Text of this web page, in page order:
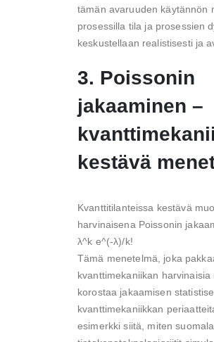
tämän avaruuden käytännön
prosessilla tila ja prosessien
keskustellaan realistisesti ja
3. Poissonin
jakaaminen –
kestävä
Kvanttitilanteissa kestävä
harvinaisena Poissonin
λ^k e^(-λ)/k!
Tämä menetelmä, joka
kvanttimekaniikan harvinaisia
korostaa jakaamisen
kvanttimekaniikkan
esimerkki siitä, miten